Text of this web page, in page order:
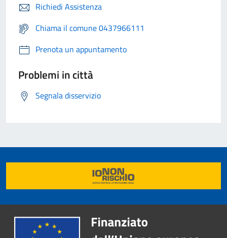
Richiedi Assistenza
Chiama il comune 0437966111
Prenota un appuntamento
Problemi in città
Segnala disservizio